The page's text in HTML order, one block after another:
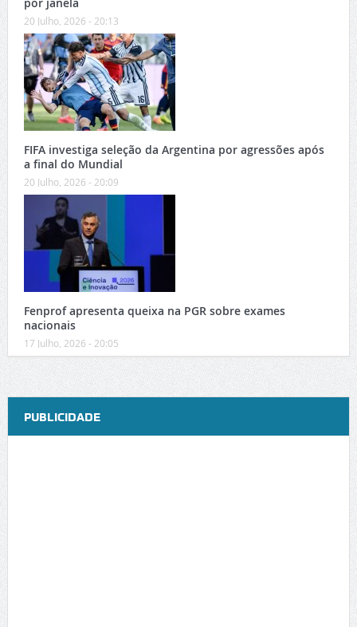
20 Julho, 2026 - 20:13
FIFA investiga seleção da Argentina por agressões após
a final do Mundial
20 Julho, 2026 - 20:09
Fenprof apresenta queixa na PGR sobre exames
nacionais
17 Julho, 2026 - 20:05
PUBLICIDADE